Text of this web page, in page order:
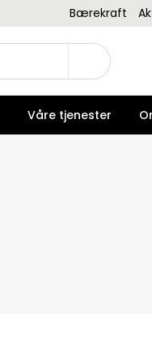
Bærekraft
Våre tjenester